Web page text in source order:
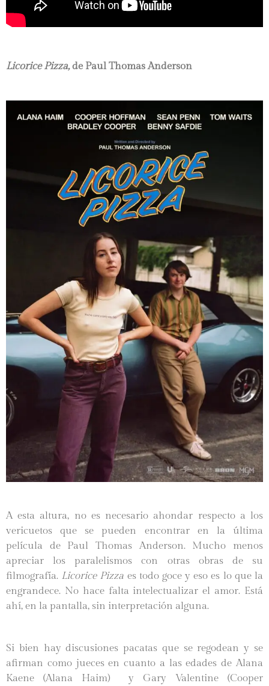
Licorice Pizza,de Paul Thomas Anderson
A esta altura, no es necesario ahondar respecto a los
vericuetos que se pueden encontrar en la última
película de Paul Thomas Anderson. Mucho menos
apreciar los paralelismos con otras obras de su
filmografía. Licorice Pizza es todo goce y eso es lo que la
engrandece. No hace falta intelectualizar el amor. Está
ahí, en la pantalla, sin interpretación alguna.
Si bien hay discusiones pacatas que se regodean y se
afirman como jueces en cuanto a las edades de Alana
Kaene (Alana Haim) y Gary Valentine (Cooper